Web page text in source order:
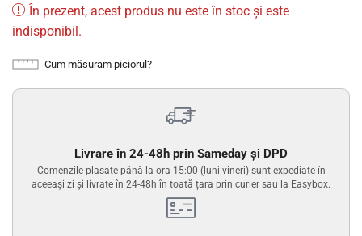
În prezent, acest produs nu este în stoc și este
indisponibil.
Cum măsuram piciorul?
Livrare în 24-48h prin Sameday și DPD
Comenzile plasate până la ora 15:00 (luni-vineri) sunt expediate în
aceeași zi și livrate în 24-48h în toată țara prin curier sau la Easybox.